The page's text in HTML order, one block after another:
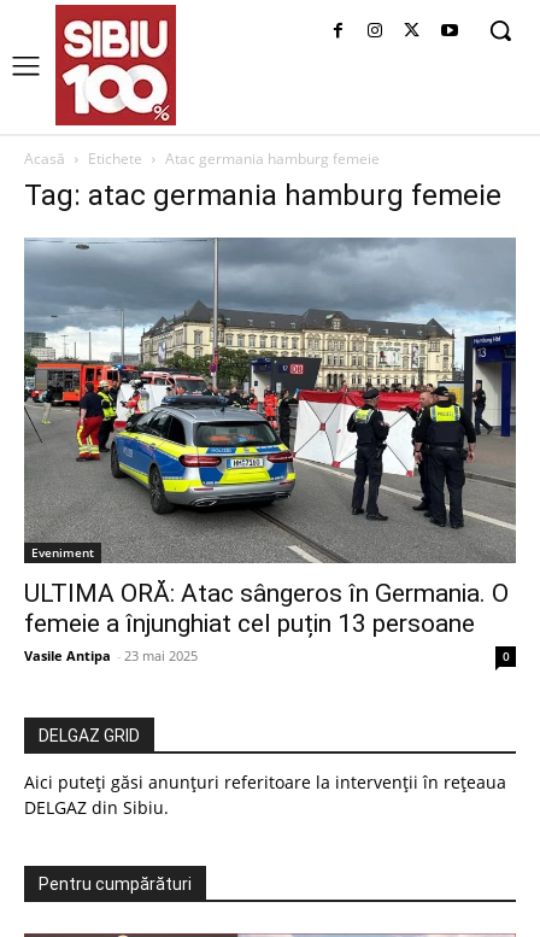
Acasă Etichete Atac germania hamburg femeie
Tag: atac germania hamburg femeie
Eveniment
ULTIMA ORĂ: Atac sângeros în Germania. O
femeie a înjunghiat cel puțin 13 persoane
Vasile Antipa - 23 mai 2025 0
DELGAZ GRID
Aici puteți găsi anunțuri referitoare la intervenții în rețeaua
DELGAZ din Sibiu.
Pentru cumpărături